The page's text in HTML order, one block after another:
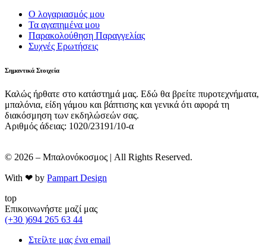
Ο λογαριασμός μου
Τα αγαπημένα μου
Παρακολούθηση Παραγγελίας
Συχνές Ερωτήσεις
Σημαντικά Στοιχεία
Καλώς ήρθατε στο κατάστημά μας. Εδώ θα βρείτε πυροτεχνήματα,
μπαλόνια, είδη γάμου και βάπτισης και γενικά ότι αφορά τη
διακόσμηση των εκδηλώσεών σας.
Αριθμός άδειας: 1020/23191/10-α
© 2026 – Μπαλονόκοσμος | All Rights Reserved.
With ❤ by Pampart Design
top
Επικοινωνήστε μαζί μας
(+30 )694 265 63 44
Στείλτε μας ένα email